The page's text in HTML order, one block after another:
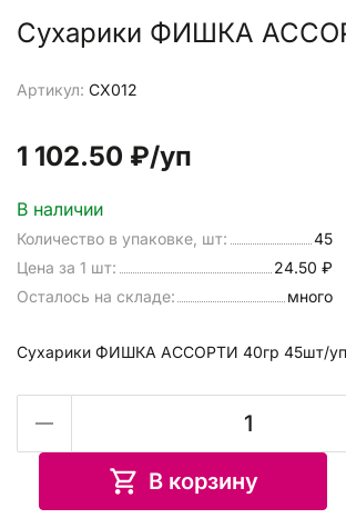
Артикул: СХ012
Сухарики ФИШКА
1 102.50 ₽/уп
В наличии
Количество в упаковке, шт:
45
Цена за 1 шт:
24.50 ₽
Осталось на складе:
много
Сухарики ФИШКА АССОРТИ 40гр 45шт/
В корзину